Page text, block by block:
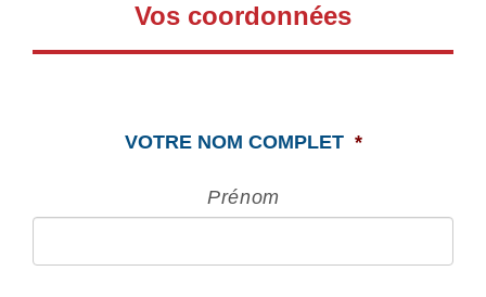
Vos coordonnées
VOTRE NOM COMPLET *
Prénom